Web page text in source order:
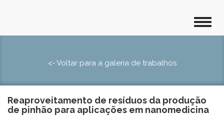
<- Voltar para a galeria de trabalhos
Reaproveitamento de resíduos da produção
de pinhão para aplicações em nanomedicina